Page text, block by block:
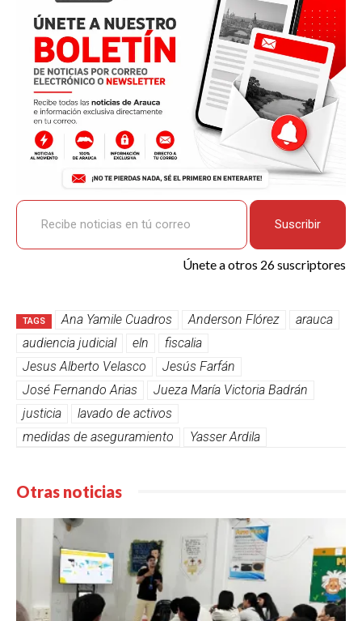
o
k
p
p
k
tir
Recibe noticias en tú correo
Suscribir
Únete a otros 26 suscriptores
TAGS Ana Yamile Cuadros Anderson Flórez
arauca
audiencia judicial
eln
fiscalia
Jesus Alberto Velasco
Jesús Farfán
José Fernando Arias
Jueza María Victoria Badrán
justicia
lavado de activos
medidas de aseguramiento
Yasser Ardila
Otras noticias